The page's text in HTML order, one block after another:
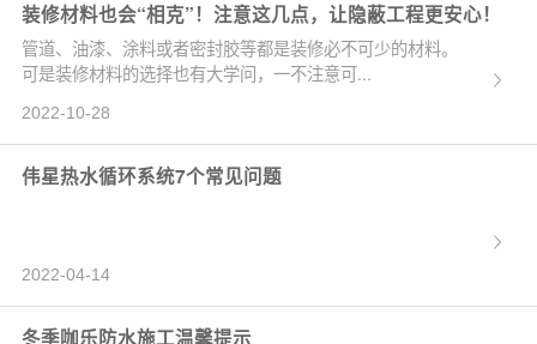
装修材料也会“相克”！注意这几点，让隐蔽工程更安心！
管道、油漆、涂料或者密封胶等都是装修必不可少的材料。
可是装修材料的选择也有大学问，一不注意可...
2022-10-28
伟星热水循环系统7个常见问题
2022-04-14
冬季咖乐防水施工温馨提示